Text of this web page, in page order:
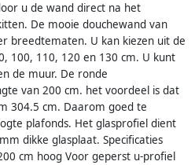
u de wand direct na het
De mooie douchewand van
breedtematen. U kan kiezen uit de
100, 110, 120 en 130 cm. U kunt
de muur. De ronde
van 200 cm. het voordeel is dat
304.5 cm. Daarom goed te
plafonds. Het glasprofiel dient
dikke glasplaat. Specificaties
cm hoog Voor geperst u-profiel